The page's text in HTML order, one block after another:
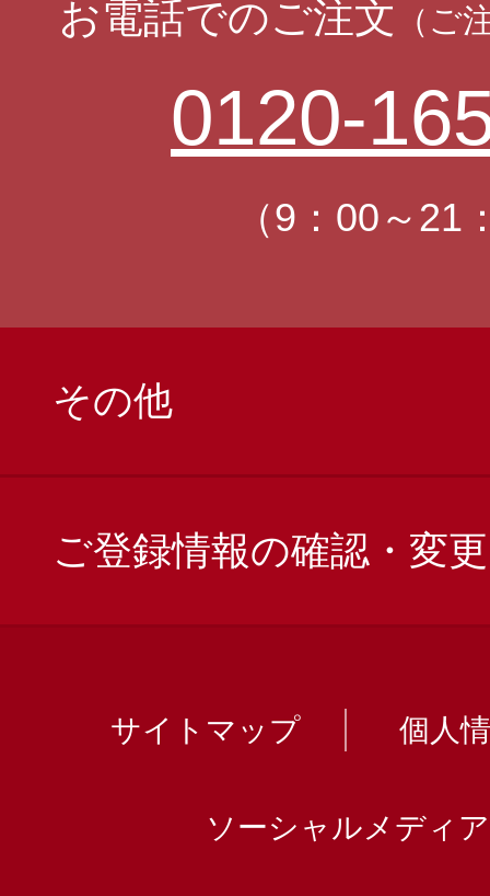
お電話でのご注文 （ご
0120-
（9：00～21
その他
ご登録情報の確認・変更
サイトマップ 個人
ソーシャルメディ